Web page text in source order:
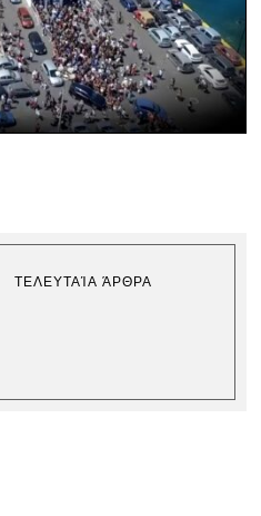
ΤΕΛΕΥΤΑΊΑ ΆΡΘΡΑ